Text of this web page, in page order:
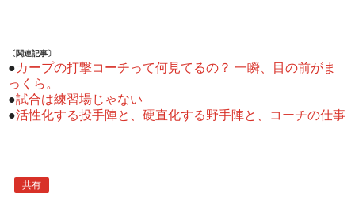
〔関連記事〕
●カープの打撃コーチって何見てるの？ 一瞬、目の前がま
っくら。
●試合は練習場じゃない
●活性化する投手陣と、硬直化する野手陣と、コーチの仕事
共有